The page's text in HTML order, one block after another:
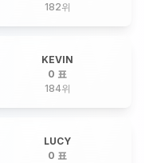
182위
KEVIN
0 표
184위
LUCY
0 표